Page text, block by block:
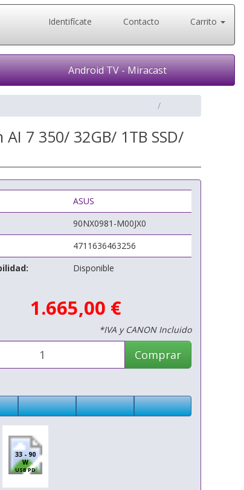
Identifícate Contacto Carrito
Android TV - Miracast
7 350/ 32GB/ 1TB SSD/
ASUS
90NX0981-M00JX0
4711636463256
Disponible
1.665,00 €
*IVA y CANON Incluido
Comprar
33 - 90
W
USB PD